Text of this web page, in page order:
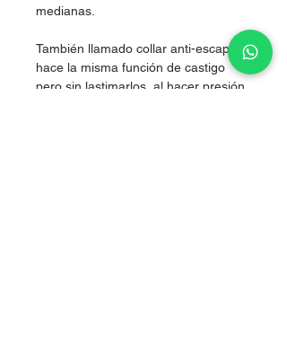
medianas.
También llamado collar anti-escape,
hace la misma función de castigo
pero sin lastimarlos, al hacer presión